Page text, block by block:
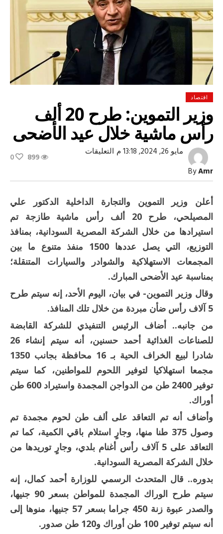
اقتصاد
وزير التموين: طرح 20 ألف
رأس ماشية خلال عيد الأضحى
ByAmr
مايو 26, 2024, 13:18 م التعليقاتعلى
20
رأس
ماشية
خلال
عيد
الأضحى
مغلقة
899
0
أعلن وزير التموين والتجارة الداخلية الدكتور علي
المصيلحي، طرح 20 ألف رأس ماشية طازجة تم
استيرادها من خلال الشركة المصرية السودانية، بمنافذ
التوزيع، التي يصل عددها 1500 منفذ متنوع ما بين
المجمعات الاستهلاكية والشوادر والسيارات المتنقلة؛
بمناسبة عيد الأضحى المبارك.
وقال وزير التموين- في بيان، اليوم الأحد، إنه سيتم طرح
من جانبه.. أضاف الرئيس التنفيذي للشركة القابضة
للصناعات الغذائية أحمد حسنين، أنه سيتم إنشاء 26
شادرا لبيع الخراف الحية بـ 16 محافظة بجانب 1350
مجمعا استهلاكيا لتوفير اللحوم للمواطنين، كما سيتم
توفير 2400 طن من الدواجن المجمدة واستيراد 600 طن
أوراك.
وأضاف أنه تم التعاقد على ألف طن لحوم مجمدة تم
وصول 375 طنا منها، وجارٍ استلام باقي الكمية، كما تم
التعاقد على 5 آلاف رأس أغنام بلدي، وجارٍ توريدها من
خلال الشركة المصرية السودانية.
بدوره.. قال المتحدث الرسمي للوزارة أحمد كمال، إنه
سيتم طرح الوراك المجمدة للمواطن بسعر 90 جنيها،
والصدر عبوة زنة 450 جراما بسعر 57 جنيها، منوها إلى
أنه سيتم توفير 100 طن أوراك و120 طن صدور.